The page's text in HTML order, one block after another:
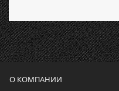
О КОМПАНИИ